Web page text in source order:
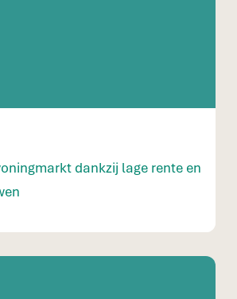
dankzij lage rente en